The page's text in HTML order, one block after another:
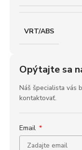
VRT/ABS
Opýtajte sa
Náš špecialista vás
kontaktovať.
Email